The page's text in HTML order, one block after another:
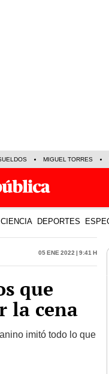
MIGUEL TORRES
CIENCIA DEPORTES
05 Ene 2022 | 9:41 h
que
la cena
imitó todo lo que